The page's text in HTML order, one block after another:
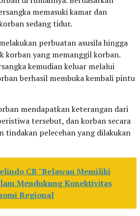
memasuki kamar dan
sedang tidur.
perbuatan asusila hingga
korban yang memanggil korban.
kemudian keluar melalui
berhasil membuka kembali pintu
mendapatkan keterangan dari
tersebut, dan korban secara
tindakan pelecehan yang dilakukan
CB "Belawan Memiliki
Mendukung Konektivitas
Regional